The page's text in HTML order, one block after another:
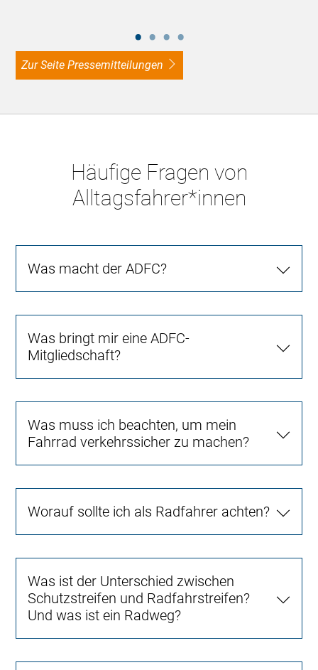
zur Seite Pressemitteilungen
Häufige Fragen von
Alltagsfahrer*innen
Was macht der ADFC?
Was bringt mir eine ADFC-
Mitgliedschaft?
Was muss ich beachten, um mein
Fahrrad verkehrssicher zu machen?
Worauf sollte ich als Radfahrer achten?
Was ist der Unterschied zwischen
Schutzstreifen und Radfahrstreifen?
Und was ist ein Radweg?